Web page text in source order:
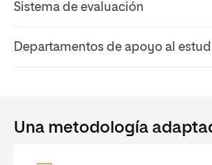
Sistema de evaluación
Departamentos de apoyo al
Una metodología